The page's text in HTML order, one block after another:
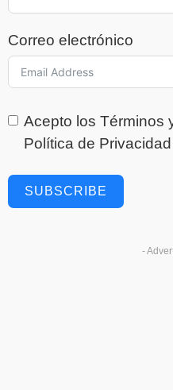
Correo electrónico
Acepto los Términos
Política de Privacidad
SUBSCRIBE
-